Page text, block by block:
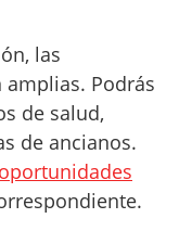
las
Podrás
de salud,
de ancianos.
oportunidades